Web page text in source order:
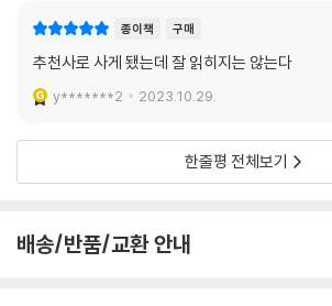
서, 이 사회와 문화 안에서 ‘한 사람Allein’이 디딜
마련하고 넓혀가는 일이었다. 그러나 한편으로 이
찾아내고야 말겠다는 집념처럼 보이기도 한다. 이
타인과 어울리기 위해 우리는 무엇이든 할 수 있다.
소”(168쪽)임에도 불구하고, 우리는 계속해서 없
- 리누스 기제 (소설가)
이 책은 우리를 저 자신의 심연으로 이끌어 자기
종이책 구매
추천사로 사게 됐는데 잘 읽히지는 않는다
y*******2 2023.10.29.
한줄평 전체보기
배송/반품/교환 안내